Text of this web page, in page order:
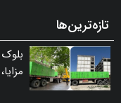
تازه‌ترین‌ها
بلوک